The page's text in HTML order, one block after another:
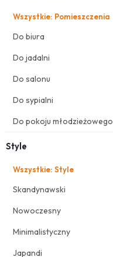
Wszystkie: Pomieszczenia
Do biura
Do jadalni
Do salonu
Do sypialni
Do pokoju młodzieżowego
Style
Wszystkie: Style
Skandynawski
Nowoczesny
Minimalistyczny
Japandi